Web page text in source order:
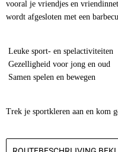
vooral je vriendjes en
wordt afgesloten met een
Leuke sport- en spelactiviteiten
Gezelligheid voor jong en oud
Samen spelen en bewegen
Trek je sportkleren aan en kom